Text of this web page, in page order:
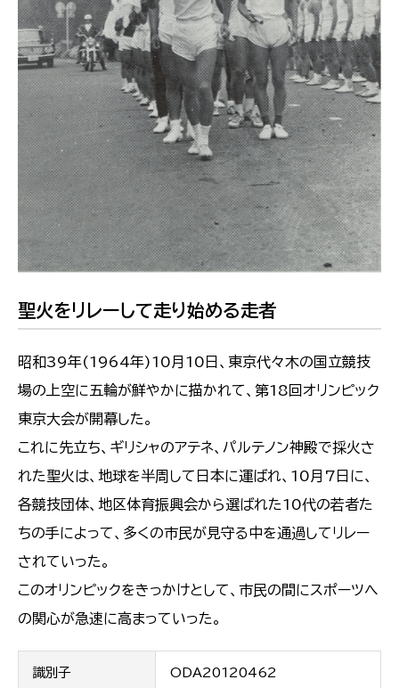
聖火をリレーして走り始める走者
昭和39年(1964年)10月10日、東京代々木の国立競技
場の上空に五輪が鮮やかに描かれて、第18回オリンピック
東京大会が開幕した。
これに先立ち、ギリシャのアテネ、パルテノン神殿で採火さ
れた聖火は、地球を半周して日本に運ばれ、10月7日に、
各競技団体、地区体育振興会から選ばれた10代の若者た
ちの手によって、多くの市民が見守る中を通過してリレー
されていった。
このオリンピックをきっかけとして、市民の間にスポーツへ
の関心が急速に高まっていった。
識別子 ODA20120462